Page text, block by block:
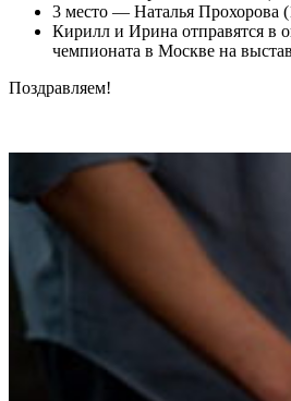
3 место — Наталья Прохорова
Кирилл и Ирина отправятся в
чемпионата в Москве на
Поздравляем!